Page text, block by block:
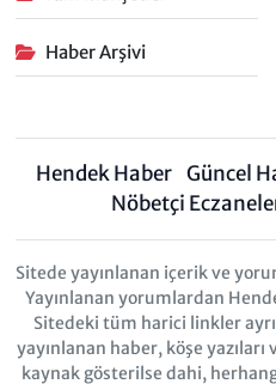
Haber Arşivi
Hendek Haber Güncel
Nöbetçi
Sitede yayınlanan içerik ve
Yayınlanan yorumlardan
Sitedeki tüm harici linkler
yayınlanan haber, köşe
kaynak gösterilse dahi,